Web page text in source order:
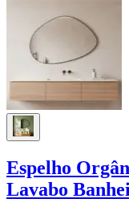
Espelho
Lavabo